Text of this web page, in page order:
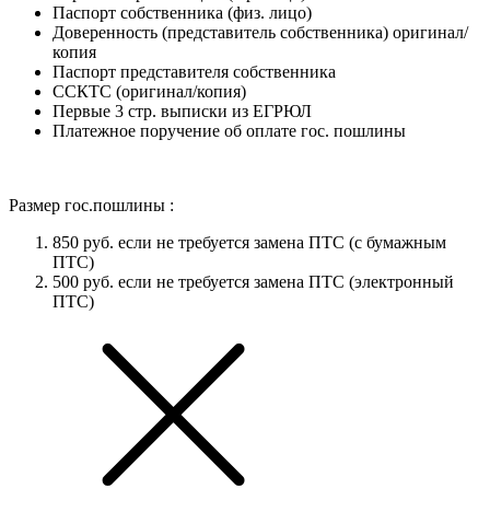
Паспорт собственника (физ. лицо)
Доверенность (представитель собственника) оригинал/
копия
Паспорт представителя собственника
ССКТС (оригинал/копия)
Первые 3 стр. выписки из ЕГРЮЛ
Платежное поручение об оплате гос. пошлины
Размер гос.пошлины :
850 руб. если не требуется замена ПТС (с бумажным
ПТС)
500 руб. если не требуется замена ПТС (электронный
ПТС)